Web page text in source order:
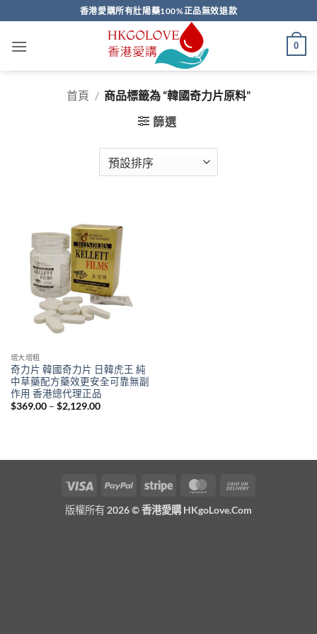
to
content
香港愛購所有壯陽藥100%正品無效退款
0
首頁 / 商品標籤為 “韓國奇力片原料”
篩選
增大增粗
奇力片 韓國奇力片 日韓虎王 純
中草藥配方藥效更安全可靠無副
作用 香港總代理正品
$369.00 – $2,129.00Price
Visa PayPal Stripe MasterCard
版權所有 2026 ©香港愛購 HKgoLove.Com